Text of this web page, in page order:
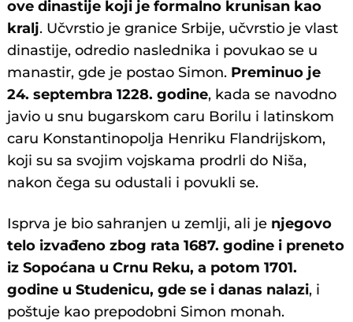
ove dinastije koji je formalno krunisan kao
kralj. Učvrstio je granice Srbije, učvrstio je vlast
dinastije, odredio naslednika i povukao se u
manastir, gde je postao Simon. Preminuo je
24. septembra 1228. godine, kada se navodno
javio u snu bugarskom caru Borilu i latinskom
caru Konstantinopolja Henriku Flandrijskom,
koji su sa svojim vojskama prodrli do Niša,
nakon čega su odustali i povukli se.
Isprva je bio sahranjen u zemlji, ali je njegovo
telo izvađeno zbog rata 1687. godine i preneto
iz Sopoćana u Crnu Reku, a potom 1701.
godine u Studenicu, gde se i danas nalazi, i
poštuje kao prepodobni Simon monah.